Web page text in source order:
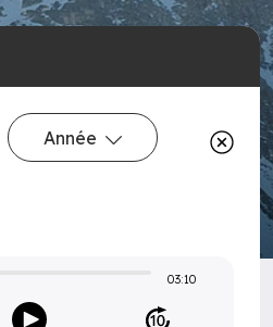
Année
03:10